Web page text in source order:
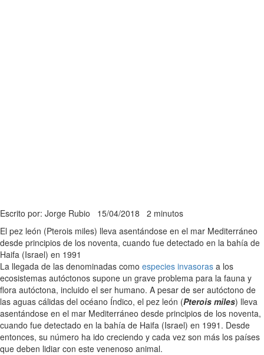
Escrito por: Jorge Rubio 15/04/2018 2 minutos
El pez león (Pterois miles) lleva asentándose en el mar Mediterráneo
desde principios de los noventa, cuando fue detectado en la bahía de
Haifa (Israel) en 1991
La llegada de las denominadas como especies invasoras a los
ecosistemas autóctonos supone un grave problema para la fauna y
flora autóctona, incluido el ser humano. A pesar de ser autóctono de
las aguas cálidas del océano Índico, el pez león (Pterois miles) lleva
asentándose en el mar Mediterráneo desde principios de los noventa,
cuando fue detectado en la bahía de Haifa (Israel) en 1991. Desde
entonces, su número ha ido creciendo y cada vez son más los países
que deben lidiar con este venenoso animal.